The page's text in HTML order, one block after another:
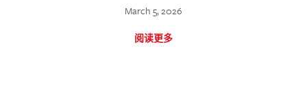
March 5, 2026
阅读更多